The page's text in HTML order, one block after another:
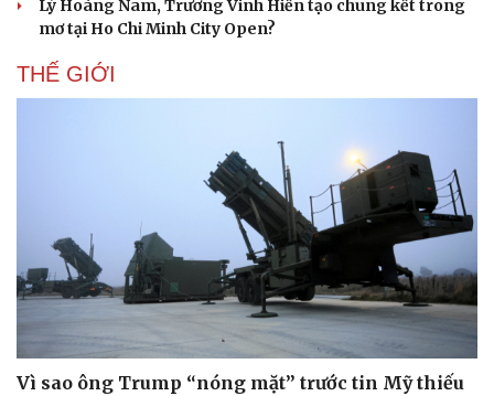
Lý Hoàng Nam, Trương Vinh Hiển tạo chung kết trong
mơ tại Ho Chi Minh City Open?
THẾ GIỚI
Vì sao ông Trump “nóng mặt” trước tin Mỹ thiếu